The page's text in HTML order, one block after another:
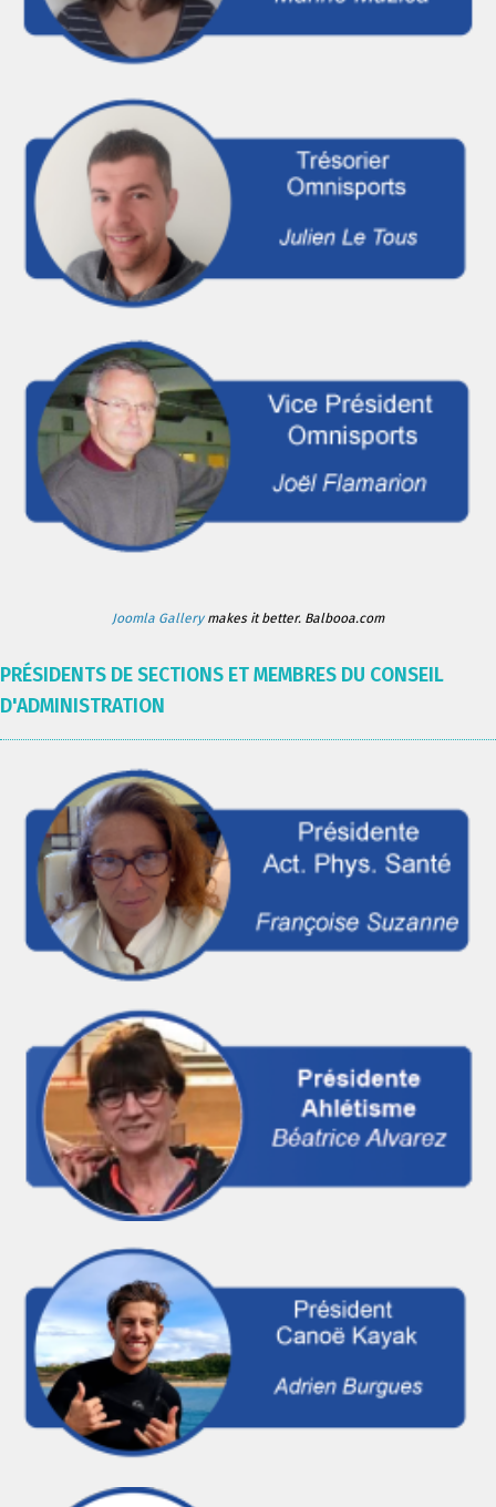
Joomla Gallerymakes it better. Balbooa.com
PRÉSIDENTS DE SECTIONS ET MEMBRES DU CONSEIL
D'ADMINISTRATION